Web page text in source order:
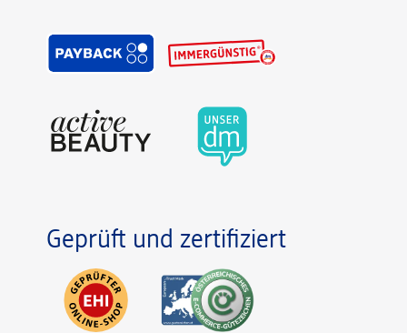
Geprüft und zertifiziert